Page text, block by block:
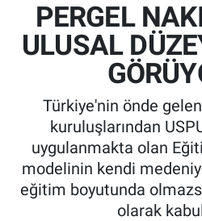
PERGEL
ULUSAL
Türkiye'nin önde
kuruluşlarından
uygulanmakta olan
modelinin kendi
eğitim boyutunda
olarak
Ekonomi
İnanç
Kadın & Aile
Kültür & Sanat
Son Dakika Haberleri
Haber Arşivi